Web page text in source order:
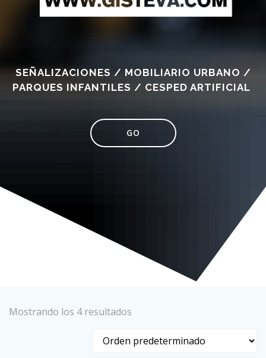
SEÑALIZACIONES / MOBILIARIO URBANO /
PARQUES INFANTILES / CESPED ARTIFICIAL
GO
Mostrando los 4 resultados